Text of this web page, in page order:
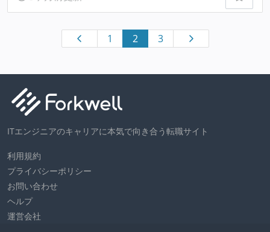
1 2 3
ITエンジニアのキャリアに本気で向き合う転職サイト
利用規約
プライバシーポリシー
お問い合わせ
ヘルプ
運営会社